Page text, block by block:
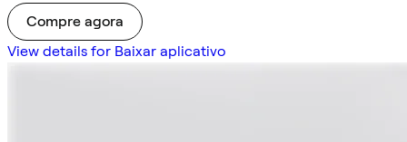
Compre agora
View details for Baixar aplicativo